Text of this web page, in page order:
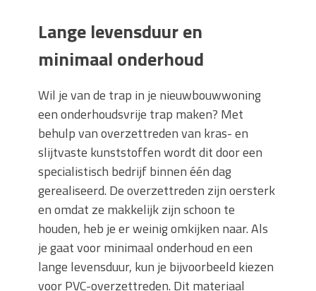
Lange levensduur en
minimaal onderhoud
Wil je van de trap in je nieuwbouwwoning
een onderhoudsvrije trap maken? Met
behulp van overzettreden van kras- en
slijtvaste kunststoffen wordt dit door een
specialistisch bedrijf binnen één dag
gerealiseerd. De overzettreden zijn oersterk
en omdat ze makkelijk zijn schoon te
houden, heb je er weinig omkijken naar. Als
je gaat voor minimaal onderhoud en een
lange levensduur, kun je bijvoorbeeld kiezen
voor PVC-overzettreden. Dit materiaal